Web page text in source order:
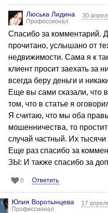
Люська Лидина
Профессионал
30
Спасибо за комментарий.
прочитано, услышано от
недвижимости. Сама я к
клиент просит заехать за
всегда беру деньги и
Еще вы сами сказали, что
том, что в статье я
Я считаю, что мы оба
мошенничества, то
случай частный. Их
Еще раз спасибо за
ЗЫ: И также спасибо за
0 Ответить
Юлия Воротынцева
Профессионал
17